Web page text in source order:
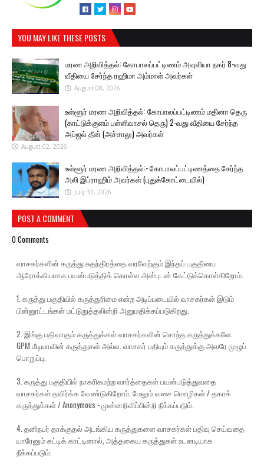
YOU MAY LIKE THESE POSTS
மரண அறிவித்தல்: கோபாலப்பட்டிணம் அவுலியா நகர் 8-வது
வீதியை சேர்ந்த ரஹிமா அம்மாள் அவர்கள்
August 08, 2026
உள்ளூர் மரண அறிவித்தல்: கோபாலப்பட்டிணம் மதினா தெரு
(காட்டுக்குளம் பள்ளிவாசல் தெரு) 2-வது வீதியை சேர்ந்த
அப்ஜல் தீன் (அச்சாலு) அவர்கள்
August 02, 2026
உள்ளூர் மரண அறிவித்தல்:- கோபாலப்பட்டிணத்தை சேர்ந்த
அலி இப்ராஹிம் அவர்கள் (புதுக்கோட்டையில்)
July 31, 2026
POST A COMMENT
0 Comments
வாசகர்களின் கருத்து சுதந்திரத்தை வரவேற்கும் இந்தப் பகுதியை
ஆரோக்கியமாக பயன்படுத்திக் கொள்ள அன்புடன் கேட்டுக்கொள்கிறோம்.
1. கருத்து பகுதியில் கருத்துரிமை என்ற அடிப்படையில் வாசகர்கள் இடும்
பின்னூட்டங்கள் மட்டுறுத்தலின்றி அனுமதிக்கப்படுகிறது.
2. இங்கு பதிவாகும் கருத்துக்கள் வாசகர்களின் சொந்த கருத்துக்களே.
GPM மீடியாவின் கருத்துகள் அல்ல. வாசகர் பதியும் கருத்துக்கு அவரே முழுப்
பொறுப்பு.
3. கருத்து பகுதியில் நாகரிகமற்ற வார்த்தைகள் பயன்படுத்துவதை
வாசகர்கள் தவிர்க்க வேண்டுகிறோம். மேலும் வசை மொழிகள் / தகாக்
கருத்துக்கள் / Anonymous - முன்னறிவிப்பின்றி நீக்கப்படும்.
4. தனிநபர் தாக்குதல் அடங்கிய கருத்துகளை வாசகர்கள் பதிவு செய்வதை
யாரேனும் சுட்டிக் காட்டினால், அத்தகைய கருத்துகள் உடனடியாக
நீக்கப்படும்.